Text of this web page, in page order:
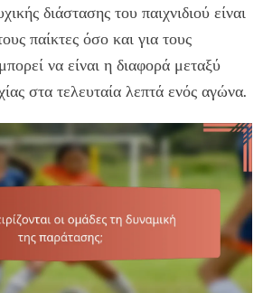
διάστασης του παιχνιδιού είναι
παίκτες όσο και για τους
να είναι η διαφορά μεταξύ
στα τελευταία λεπτά ενός αγώνα.